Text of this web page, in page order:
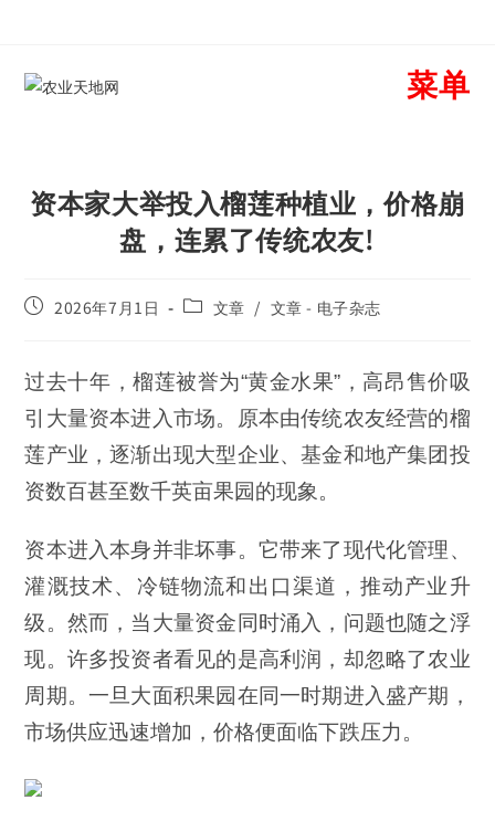
菜单
资本家大举投入榴莲种植业，价格崩
盘，连累了传统农友!
2026年7月1日 文章 / 文章 - 电子杂志
过去十年，榴莲被誉为“黄金水果”，高昂售价吸
引大量资本进入市场。原本由传统农友经营的榴
莲产业，逐渐出现大型企业、基金和地产集团投
资数百甚至数千英亩果园的现象。
资本进入本身并非坏事。它带来了现代化管理、
灌溉技术、冷链物流和出口渠道，推动产业升
级。然而，当大量资金同时涌入，问题也随之浮
现。许多投资者看见的是高利润，却忽略了农业
周期。一旦大面积果园在同一时期进入盛产期，
市场供应迅速增加，价格便面临下跌压力。